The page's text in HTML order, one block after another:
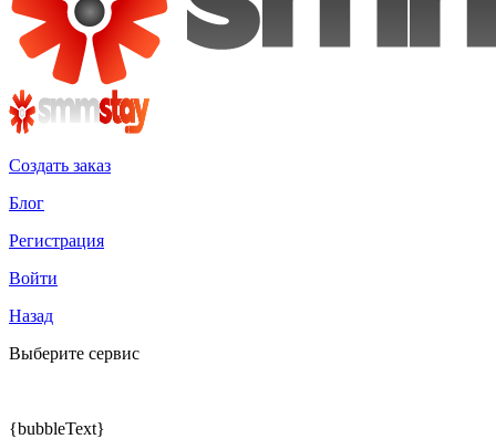
Создать заказ
Блог
Регистрация
Войти
Назад
Выберите сервис
{bubbleText}